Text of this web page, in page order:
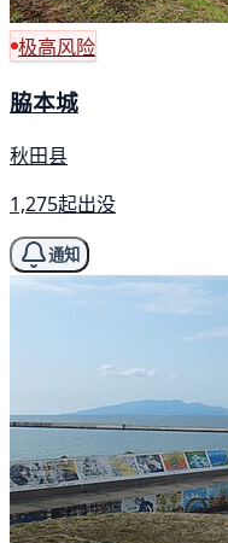
极高风险
脇本城
秋田县
1,275起出没
通知